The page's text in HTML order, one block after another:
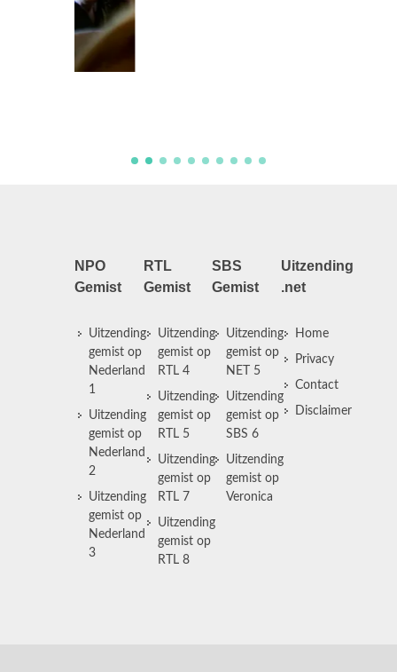
NPO
Gemist
Uitzending
gemist op
Nederland
1
Uitzending
gemist op
Nederland
2
Uitzending
gemist op
Nederland
3
RTL
Gemist
Uitzending
gemist op
RTL 4
Uitzending
gemist op
RTL 5
Uitzending
gemist op
RTL 7
Uitzending
gemist op
RTL 8
SBS
Gemist
Uitzending
gemist op
NET 5
Uitzending
gemist op
SBS 6
Uitzending
gemist op
Veronica
Uitzending
.net
Home
Privacy
Contact
Disclaimer